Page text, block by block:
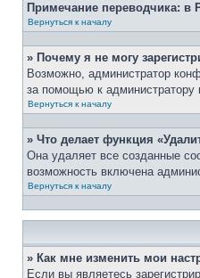
Примечание переводчика: в
Вернуться к началу
» Почему я не могу
Возможно, администратор
за помощью к администратору
Вернуться к началу
» Что делает функция
Она удаляет все созданные
возможность включена
Вернуться к началу
» Как мне изменить мои
Если вы являетесь